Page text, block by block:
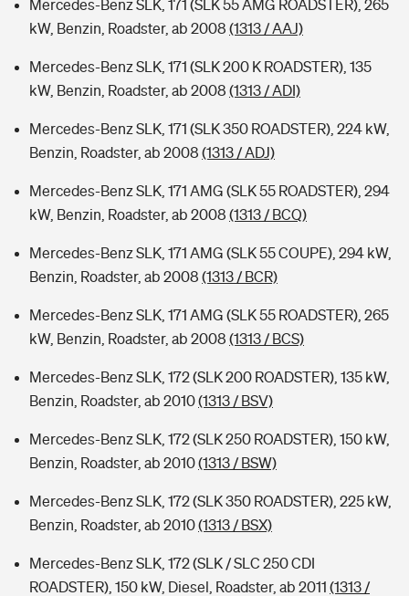
Mercedes-Benz SLK, 171 (SLK 55 AMG ROADSTER), 265
kW, Benzin, Roadster, ab 2008 (1313 / AAJ)
Mercedes-Benz SLK, 171 (SLK 200 K ROADSTER), 135
kW, Benzin, Roadster, ab 2008 (1313 / ADI)
Mercedes-Benz SLK, 171 (SLK 350 ROADSTER), 224 kW,
Benzin, Roadster, ab 2008 (1313 / ADJ)
Mercedes-Benz SLK, 171 AMG (SLK 55 ROADSTER), 294
kW, Benzin, Roadster, ab 2008 (1313 / BCQ)
Mercedes-Benz SLK, 171 AMG (SLK 55 COUPE), 294 kW,
Benzin, Roadster, ab 2008 (1313 / BCR)
Mercedes-Benz SLK, 171 AMG (SLK 55 ROADSTER), 265
kW, Benzin, Roadster, ab 2008 (1313 / BCS)
Mercedes-Benz SLK, 172 (SLK 200 ROADSTER), 135 kW,
Benzin, Roadster, ab 2010(1313 / BSV)
Mercedes-Benz SLK, 172 (SLK 250 ROADSTER), 150 kW,
Benzin, Roadster, ab 2010(1313 / BSW)
Mercedes-Benz SLK, 172 (SLK 350 ROADSTER), 225 kW,
Benzin, Roadster, ab 2010(1313 / BSX)
Mercedes-Benz SLK, 172 (SLK / SLC 250 CDI
ROADSTER), 150 kW, Diesel, Roadster, ab 2011 (1313 /